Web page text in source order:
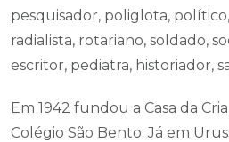
pesquisador, poliglota,
radialista, rotariano, soldado,
escritor, pediatra, historiador,
Em 1942 fundou a Casa da
Colégio São Bento. Já em